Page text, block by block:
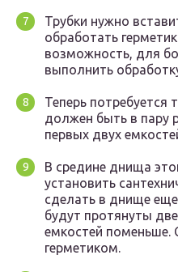
Трубки нужно
обработать
возможность, для
выполнить
Теперь потребуется
должен быть в пару
первых двух
В средине днища
установить
сделать в днище еще
будут протянуты
емкостей поменьше.
герметиком.